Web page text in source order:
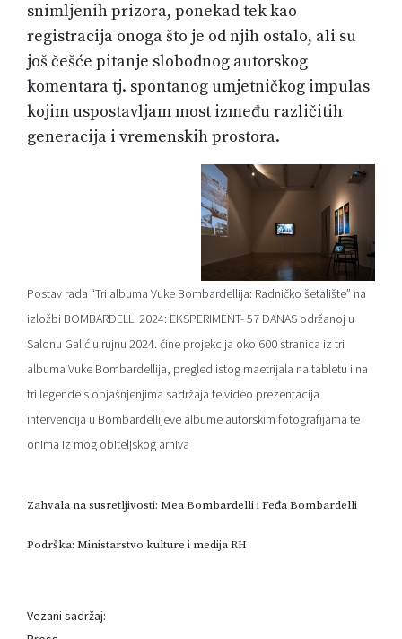
snimljenih prizora, ponekad tek kao
registracija onoga što je od njih ostalo, ali su
još češće pitanje slobodnog autorskog
komentara tj. spontanog umjetničkog impulas
kojim uspostavljam most između različitih
generacija i vremenskih prostora.
Postav rada “Tri albuma Vuke Bombardellija: Radničko šetalište” na
izložbi BOMBARDELLI 2024: EKSPERIMENT- 57 DANAS održanoj u
Salonu Galić u rujnu 2024. čine projekcija oko 600 stranica iz tri
albuma Vuke Bombardellija, pregled istog maetrijala na tabletu i na
tri legende s objašnjenjima sadržaja te video prezentacija
intervencija u Bombardellijeve albume autorskim fotografijama te
onima iz mog obiteljskog arhiva
Zahvala na susretljivosti: Mea Bombardelli i Feđa Bombardelli
Podrška: Ministarstvo kulture i medija RH
Vezani sadržaj: